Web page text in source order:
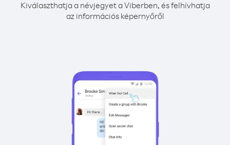
Kiválaszthatja a névjegyet a Viberben, és felhívhatja
az információs képernyőről